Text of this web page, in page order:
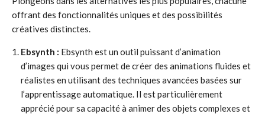
offrant des fonctionnalités uniques et des possibilités
créatives distinctes.
Ebsynth : Ebsynth est un outil puissant d’animation
d’images qui vous permet de créer des animations fluides et
réalistes en utilisant des techniques avancées basées sur
l’apprentissage automatique. Il est particulièrement
apprécié pour sa capacité à animer des objets complexes et